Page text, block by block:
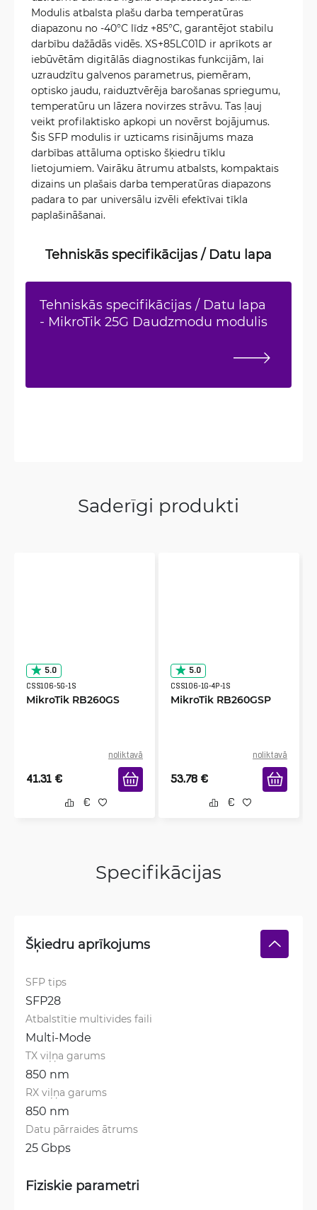
Modulis atbalsta plašu darba temperatūras
diapazonu no -40°C līdz +85°C, garantējot stabilu
darbību dažādās vidēs. XS+85LC01D ir aprīkots ar
iebūvētām digitālās diagnostikas funkcijām, lai
uzraudzītu galvenos parametrus, piemēram,
optisko jaudu, raiduztvērēja barošanas spriegumu,
temperatūru un lāzera novirzes strāvu. Tas ļauj
veikt profilaktisko apkopi un novērst bojājumus.
Šis SFP modulis ir uzticams risinājums maza
darbības attāluma optisko šķiedru tīklu
lietojumiem. Vairāku ātrumu atbalsts, kompaktais
dizains un plašais darba temperatūras diapazons
padara to par universālu izvēli efektīvai tīkla
paplašināšanai.
Tehniskās specifikācijas / Datu lapa
Tehniskās specifikācijas / Datu lapa
- MikroTik 25G Daudzmodu modulis
Saderīgi produkti
5.0
CSS106-5G-1S
MikroTik RB260GS
noliktavā
41.31 €
5.0
CSS106-1G-4P-1S
MikroTik RB260GSP
noliktavā
53.78 €
Specifikācijas
Šķiedru aprīkojums
SFP tips
SFP28
Atbalstītie multivides faili
Multi-Mode
TX viļņa garums
850 nm
RX viļņa garums
850 nm
Datu pārraides ātrums
25 Gbps
Fiziskie parametri